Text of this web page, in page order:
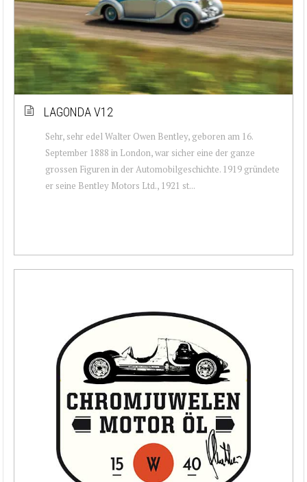
LAGONDA V12
Sehr, sehr edel Walter Owen Bentley, geboren am 16.
September 1888 in London, war sicher eine der ganze
grossen Figuren in der Automobilgeschichte. 1919 gründete
er seine Bentley Motors Ltd., 1921 st...